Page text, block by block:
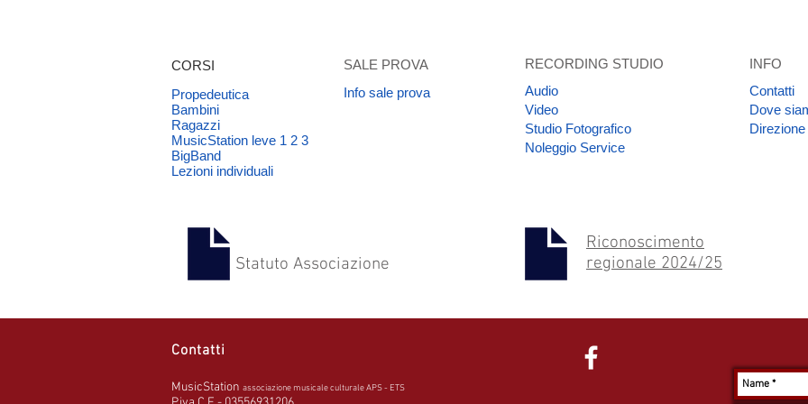
CORSI
Propedeutica
Bambini
Ragazzi
MusicStation leve 1 2 3
BigBand
Lezioni individuali
SALE PROVA
Info sale prova
RECORDING STUDIO
Audio
Video
Studio Fotografico
Noleggio Service
INFO
Contatti
Dove
Direzione
Statuto Associazione
Riconoscimento
regionale 2024/25
Contatti
MusicStation associazione musicale culturale APS - ETS